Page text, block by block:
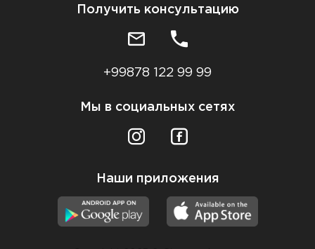
Получить консультацию
+99878 122 99 99
Мы в социальных сетях
Наши приложения